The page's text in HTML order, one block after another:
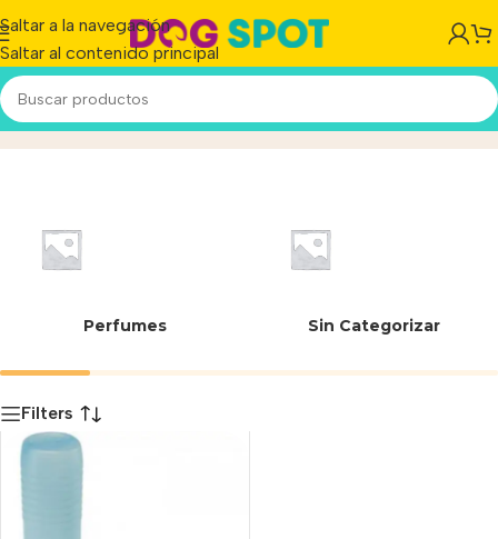
Saltar a la navegación
Saltar al contenido principal
8010690078991Inicio/Producto
Perfumes Sin Categorizar
Filters